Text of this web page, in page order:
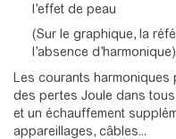
l’effet de peau
(Sur le graphique, la
l’absence
Les courants harmoniques
des pertes Joule dans
et un échauffement
appareillages, câbles...